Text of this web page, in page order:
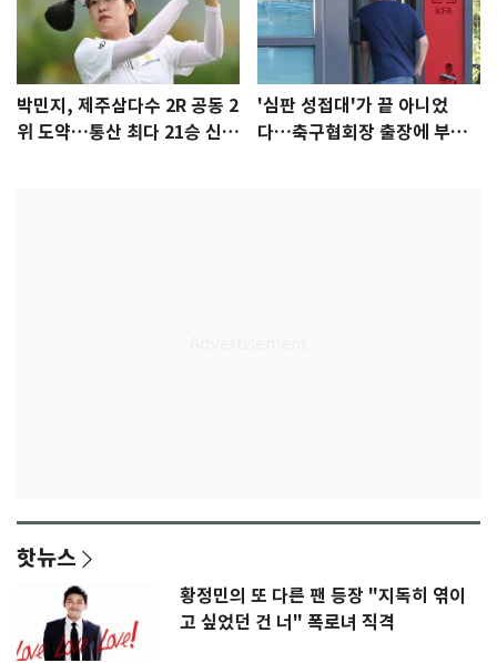
박민지, 제주삼다수 2R 공동 2
위 도약…통산 최다 21승 신기
'심판 성접대'가 끝 아니었
다…축구협회장 출장에 부인
핫뉴스
황정민의 또 다른 팬 등장 "지독히 엮이
고 싶었던 건 너" 폭로녀 직격